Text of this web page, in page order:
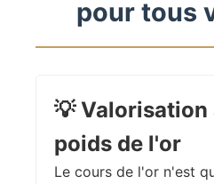
pour tous
💡Valorisation
poids de l'or
Le cours de l'or n'est